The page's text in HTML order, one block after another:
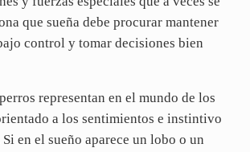
que sueña debe procurar mantener
control y tomar decisiones bien
representan en el mundo de los
a los sentimientos e instintivo
en el sueño aparece un lobo o un